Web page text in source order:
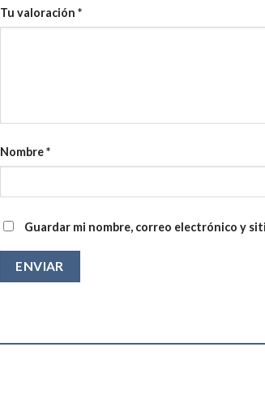
Tu valoración *
Nombre*
Guardar mi nombre, correo electrónico y